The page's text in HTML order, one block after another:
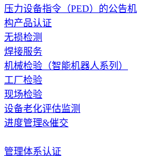
压力设备指令（PED）的公告机
构产品认证
无损检测
焊接服务
机械检验（智能机器人系列）
工厂检验
现场检验
设备老化评估监测
进度管理&催交
管理体系认证